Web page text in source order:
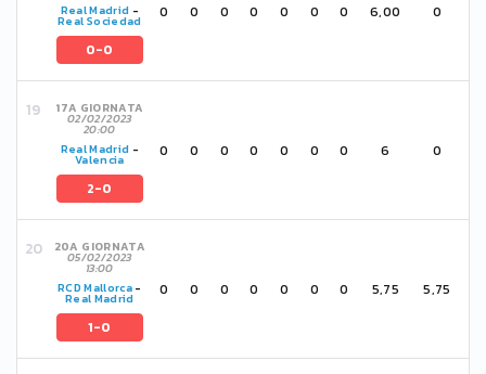
Real Madrid -
Real Sociedad
0-0
0 0 0 0 0 0 0 6,00 0
17A GIORNATA
02/02/2023
20:00
Real Madrid -
Valencia
2-0
0 0 0 0 0 0 0 6 0
20A GIORNATA
05/02/2023
13:00
RCD Mallorca -
Real Madrid
1-0
0 0 0 0 0 0 0 5,75 5,75